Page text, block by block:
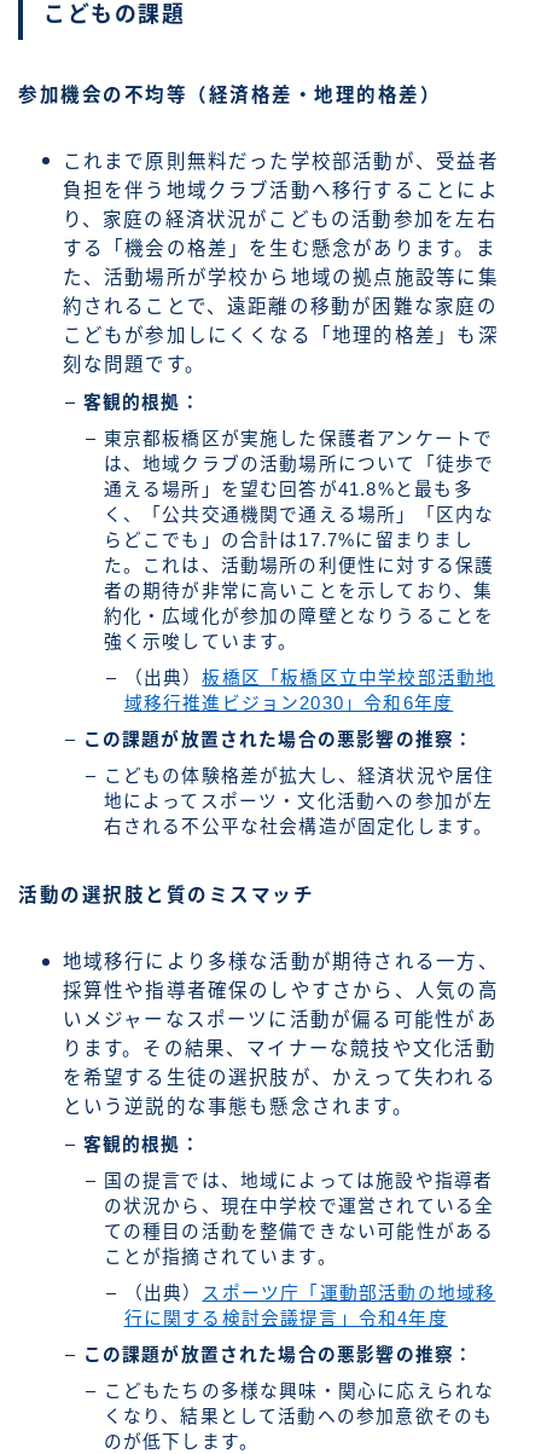
こどもの課題
参加機会の不均等（経済格差・地理的格差）
これまで原則無料だった学校部活動が、受益者
負担を伴う地域クラブ活動へ移行することによ
り、家庭の経済状況がこどもの活動参加を左右
する「機会の格差」を生む懸念があります。ま
た、活動場所が学校から地域の拠点施設等に集
約されることで、遠距離の移動が困難な家庭の
こどもが参加しにくくなる「地理的格差」も深
刻な問題です。
客観的根拠：
東京都板橋区が実施した保護者アンケートで
は、地域クラブの活動場所について「徒歩で
通える場所」を望む回答が41.8%と最も多
く、「公共交通機関で通える場所」「区内な
らどこでも」の合計は17.7%に留まりまし
た。これは、活動場所の利便性に対する保護
者の期待が非常に高いことを示しており、集
約化・広域化が参加の障壁となりうることを
強く示唆しています。
（出典）板橋区「板橋区立中学校部活動地
域移行推進ビジョン2030」令和6年度
この課題が放置された場合の悪影響の推察：
こどもの体験格差が拡大し、経済状況や居住
地によってスポーツ・文化活動への参加が左
右される不公平な社会構造が固定化します。
活動の選択肢と質のミスマッチ
地域移行により多様な活動が期待される一方、
採算性や指導者確保のしやすさから、人気の高
いメジャーなスポーツに活動が偏る可能性があ
ります。その結果、マイナーな競技や文化活動
を希望する生徒の選択肢が、かえって失われる
という逆説的な事態も懸念されます。
客観的根拠：
国の提言では、地域によっては施設や指導者
の状況から、現在中学校で運営されている全
ての種目の活動を整備できない可能性がある
ことが指摘されています。
（出典） スポーツ庁「運動部活動の地域移
行に関する検討会議提言」令和4年度
この課題が放置された場合の悪影響の推察：
こどもたちの多様な興味・関心に応えられな
くなり、結果として活動への参加意欲そのも
のが低下します。